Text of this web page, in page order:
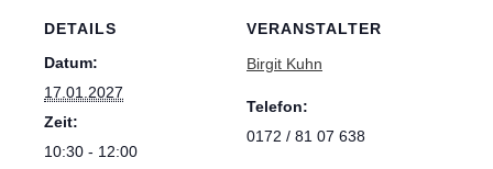
DETAILS
Datum:
17.01.2027
Zeit:
10:30 - 12:00
VERANSTALTER
Birgit Kuhn
Telefon:
0172 / 81 07 638